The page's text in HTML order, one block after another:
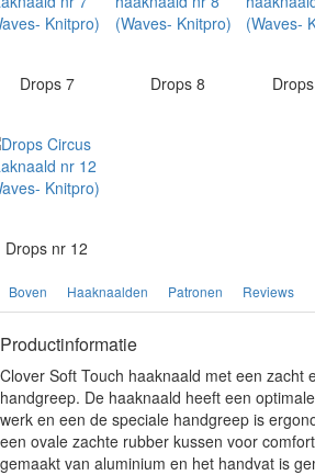
Drops 7 Drops 8
Drops nr 12
Boven Haaknaalden Patronen Reviews
Productinformatie
Clover Soft Touch haaknaald met een zacht
handgreep. De haaknaald heeft een
werk en een de speciale handgreep is
een ovale zachte rubber kussen voor
gemaakt van aluminium en het handvat is